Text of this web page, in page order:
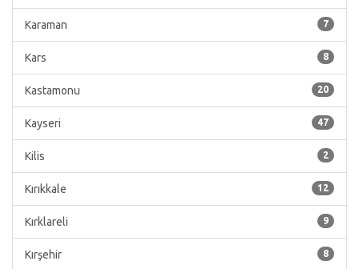
7
Karaman
8
Kars
20
Kastamonu
47
Kayseri
2
Kilis
12
Kırıkkale
9
Kırklareli
8
Kırşehir